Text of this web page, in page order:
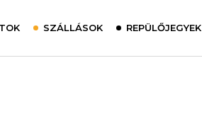
SZÁLLÁSOK REPÜLŐJEGYEK